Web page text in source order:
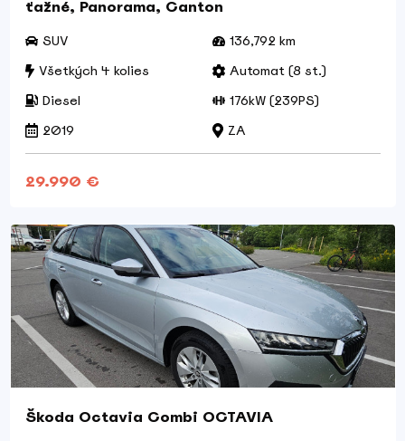
ťažné, Panorama, Canton
SUV
136,792 km
Všetkých 4 kolies
Automat (8 st.)
Diesel
176kW (239PS)
2019
ZA
29.990 €
Škoda Octavia Combi OCTAVIA